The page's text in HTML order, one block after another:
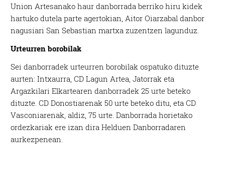
Union Artesanako haur danborrada berriko hiru kidek
hartuko dutela parte agertokian, Aitor Oiarzabal danbor
nagusiari San Sebastian martxa zuzentzen lagunduz.
Urteurren borobilak
Sei danborradek urteurren borobilak ospatuko dituzte
aurten: Intxaurra, CD Lagun Artea, Jatorrak eta
Argazkilari Elkartearen danborradek 25 urte beteko
dituzte. CD Donostiarenak 50 urte beteko ditu, eta CD
Vasconiarenak, aldiz, 75 urte. Danborrada horietako
ordezkariak ere izan dira Helduen Danborradaren
aurkezpenean.